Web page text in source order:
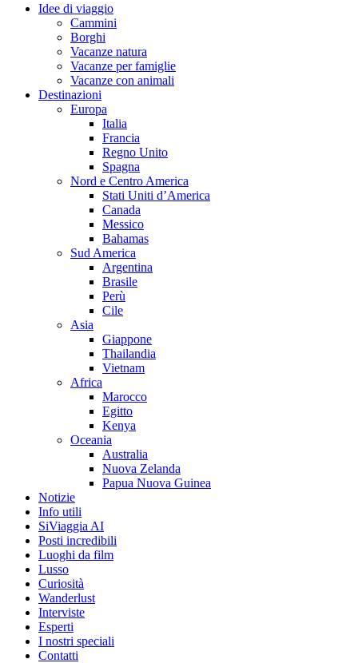
Idee di viaggio
Cammini
Borghi
Vacanze natura
Vacanze per famiglie
Vacanze con animali
Destinazioni
Europa
Italia
Francia
Regno Unito
Spagna
Nord e Centro America
Stati Uniti d’America
Canada
Messico
Bahamas
Sud America
Argentina
Brasile
Perù
Cile
Asia
Giappone
Thailandia
Vietnam
Africa
Marocco
Egitto
Kenya
Oceania
Australia
Nuova Zelanda
Papua Nuova Guinea
Notizie
Info utili
SiViaggia AI
Posti incredibili
Luoghi da film
Lusso
Curiosità
Wanderlust
Interviste
Esperti
I nostri speciali
Contatti